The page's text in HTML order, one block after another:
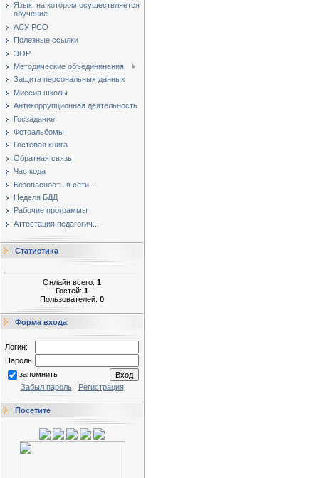
Язык, на котором осуществляется
обучение
АСУ РСО
Полезные ссылки
ЭОР
Методические объедининения
Защита персональных данных
Миссия школы
Антикоррупционная деятельность
Госзадание
Фотоальбомы
Гостевая книга
Обратная связь
Час кода
Безопасность в сети ...
Неделя БДД
Рабочие программы
Аттестация педагогич...
Статистика
Онлайн всего: 1
Гостей: 1
Пользователей: 0
Форма входа
Логин:
Пароль:
запомнить
Забыл пароль| Регистрация
Посетите